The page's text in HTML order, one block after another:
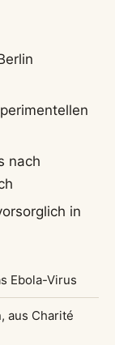
nach
in
Ebola-Virus
aus Charité